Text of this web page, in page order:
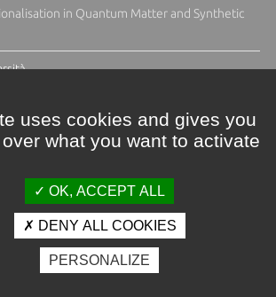
in Quantum Matter and Synthetic
légales
Espace presse
Photothèque
uses cookies and gives you
what you want to activate
OK, ACCEPT ALL
DENY ALL COOKIES
PERSONALIZE